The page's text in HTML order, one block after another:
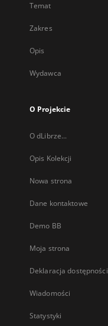
Temat
Zakres
Opis
Wydawca
O Projekcie
O dLibrze...
Opis Kolekcji
Nowa strona
Dane kontaktowe
Demo BB
Moja strona
Deklaracja dostępności
Wiadomości
Statystyki